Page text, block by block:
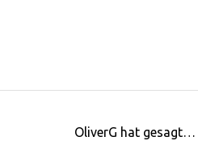
OliverG hat gesagt…